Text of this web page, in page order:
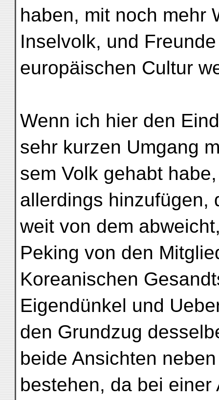
haben, mit noch mehr
Inselvolk, und
europäischen Cultur
Wenn ich hier den
sehr kurzen Umgang
sem Volk gehabt
allerdings hinzufügen,
weit von dem
Peking von den
Koreanischen
Eigendünkel und
den Grundzug
beide Ansichten
bestehen, da bei